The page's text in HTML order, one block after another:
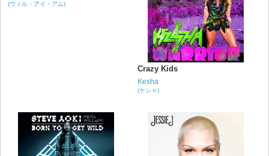
(ウィル・アイ・アム)
Crazy Kids
Kesha
(ケシャ)